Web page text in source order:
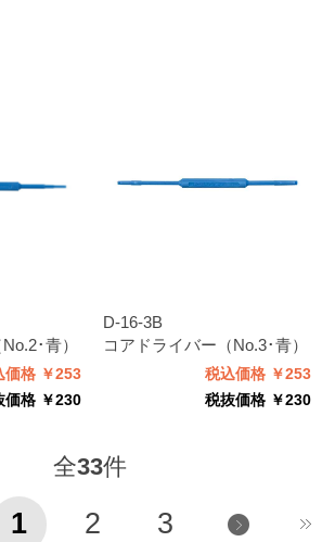
･青）
価格 ￥253
価格 ￥230
D-16-3B
コアドライバー（No.3･青）
税込価格 ￥253
税抜価格 ￥230
全33件
1 2 3